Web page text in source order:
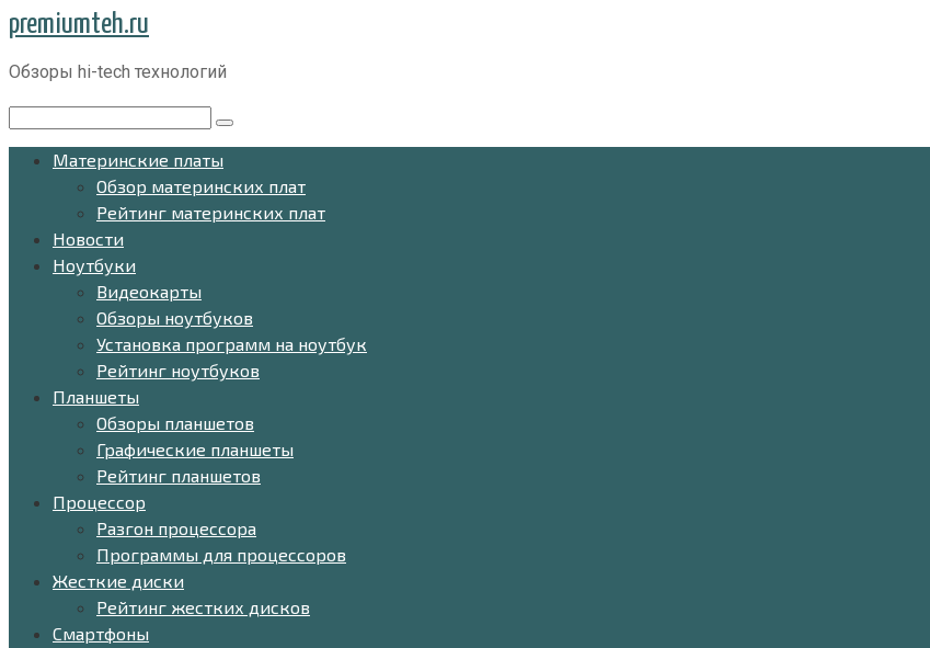
Перейти
контенту
premiumteh.ru
Обзоры hi-tech технологий
Материнские платы
Обзор материнских плат
Рейтинг материнских плат
Новости
Ноутбуки
Видеокарты
Обзоры ноутбуков
Установка программ на ноутбук
Рейтинг ноутбуков
Планшеты
Обзоры планшетов
Графические планшеты
Рейтинг планшетов
Процессор
Разгон процессора
Программы для процессоров
Жесткие диски
Рейтинг жестких дисков
Смартфоны